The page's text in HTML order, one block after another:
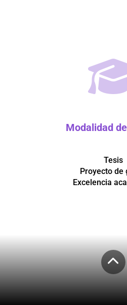
Modalidad
Tesis
Proyecto de
Excelencia